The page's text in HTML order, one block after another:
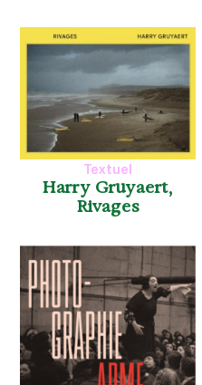
Textuel
Harry Gruyaert,
Rivages